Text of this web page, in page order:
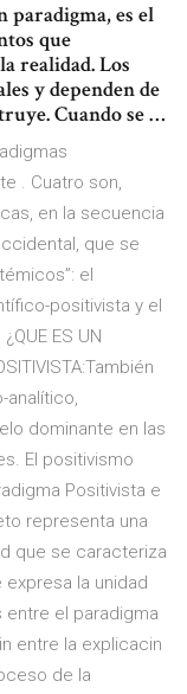
paradigma, es el
que
realidad. Los
y dependen de
Cuando se …
. Cuatro son,
en la secuencia
que se
el
positivista y el
ES UN
analítico,
dominante en las
El positivismo
Positivista e
representa una
que se caracteriza
la unidad
el paradigma
entre la explicacin
de la